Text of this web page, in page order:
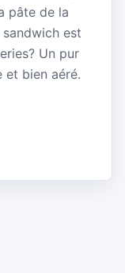
pâte de la
est
Un pur
et bien aéré.